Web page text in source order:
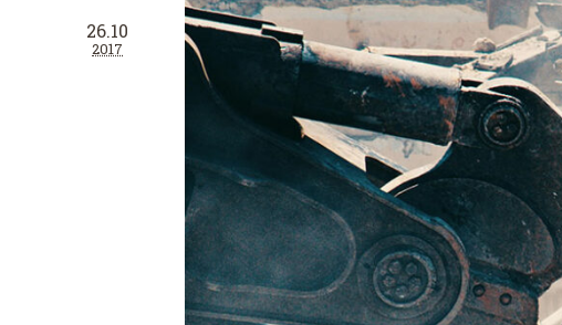
26.10
2017